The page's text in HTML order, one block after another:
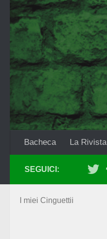
Salta al contenuto
Bacheca La Rivista
SEGUICI:
I miei Cinguettii